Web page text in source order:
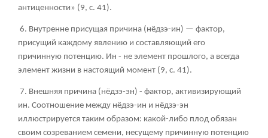
антиценности» (9, с. 41).
6. Внутренне присущая причина (нёдзэ-ин) — фактор,
присущий каждому явлению и составляющий его
причинную потенцию. Ин - не элемент прошлого, а всегда
элемент жизни в настоящий момент (9, с. 41).
7. Внешняя причина (нёдзэ-эн) - фактор, активизирующий
ин. Соотношение между нёдзэ-ин и нёдзэ-эн
иллюстрируется таким образом: какой-либо плод обязан
своим созреванием семени, несущему причинную потенцию